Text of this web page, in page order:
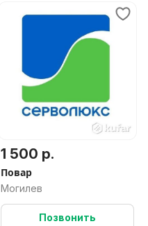
1 500 р.
Повар
Могилев
Позвонить